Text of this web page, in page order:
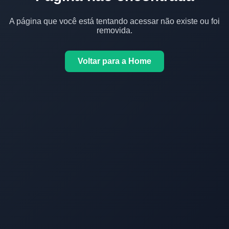
A página que você está tentando acessar não existe ou foi
removida.
Voltar para a Home